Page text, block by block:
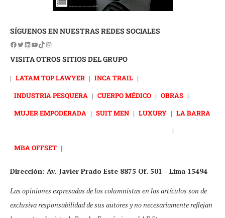
SÍGUENOS EN NUESTRAS REDES SOCIALES
VISITA OTROS SITIOS DEL GRUPO
| LATAM TOP LAWYER | INCA TRAIL |
INDUSTRIA PESQUERA | CUERPO MÉDICO | OBRAS |
MUJER EMPODERADA | SUIT MEN | LUXURY | LA BARRA
|
MBA OFFSET |
Dirección: Av. Javier Prado Este 8875 Of. 501 - Lima 15494
Las opiniones expresadas de los columnistas en los artículos son de
exclusiva responsabilidad de sus autores y no necesariamente reflejan